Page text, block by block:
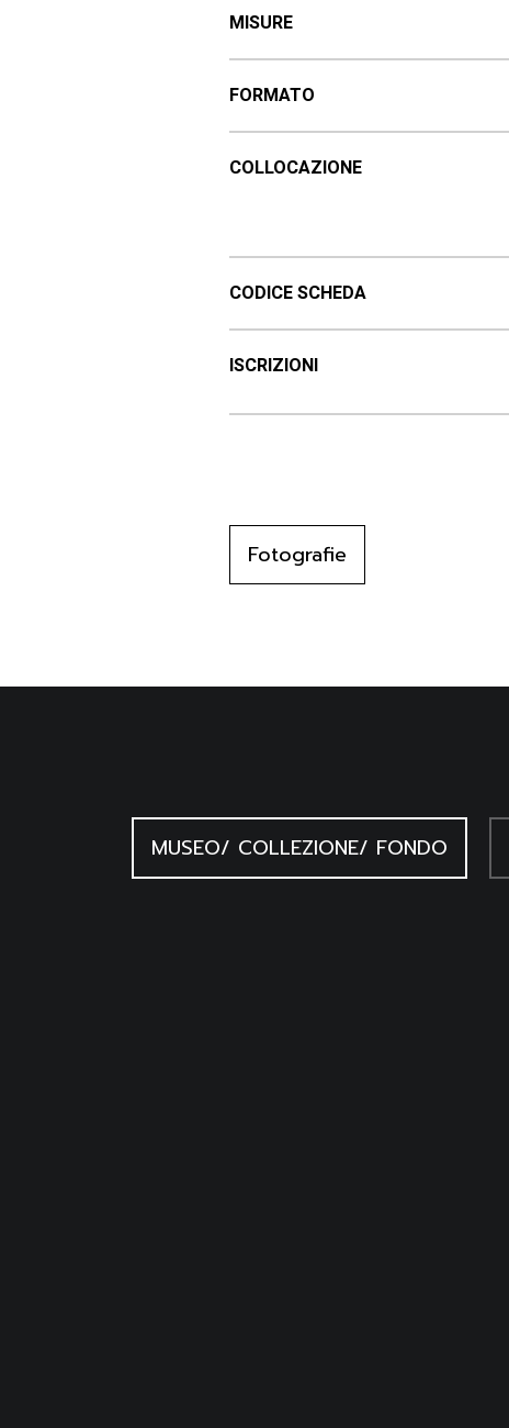
MISURE
FORMATO
COLLOCAZIONE
CODICE SCHEDA
ISCRIZIONI
Fotografie
MUSEO/ COLLEZIONE/ FONDO